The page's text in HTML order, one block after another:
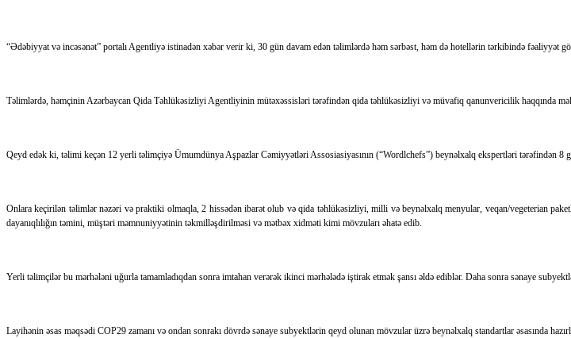
“Ədəbiyyat və incəsənət” portalı Agentliyə istinadən xəbər verir ki, 30 gün davam edən təlimlərdə həm sərbəst, həm də hotellərin tərkibində fəaliyyət
Təlimlərdə, həmçinin Azərbaycan Qida Təhlükəsizliyi Agentliyinin mütəxəssisləri tərəfindən qida təhlükəsizliyi və müvafiq qanunvericilik haqqında
Qeyd edək ki, təlimi keçən 12 yerli təlimçiyə Ümumdünya Aşpazlar Cəmiyyətləri Assosiasiyasının (“Wordlchefs”) beynəlxalq ekspertləri tərəfindən 8
Onlara keçirilən təlimlər nəzəri və praktiki olmaqla, 2 hissədən ibarət olub və qida təhlükəsizliyi, milli və beynəlxalq menyular, veqan/vegeterian
dayanıqlılığın təmini, müştəri məmnuniyyətinin təkmilləşdirilməsi və mətbəx xidməti kimi mövzuları əhatə edib.
Yerli təlimçilər bu mərhələni uğurla tamamladıqdan sonra imtahan verərək ikinci mərhələdə iştirak etmək şansı əldə ediblər. Daha sonra sənaye
Layihənin əsas məqsədi COP29 zamanı və ondan sonrakı dövrdə sənaye subyektlərin qeyd olunan mövzular üzrə beynəlxalq standartlar əsasında